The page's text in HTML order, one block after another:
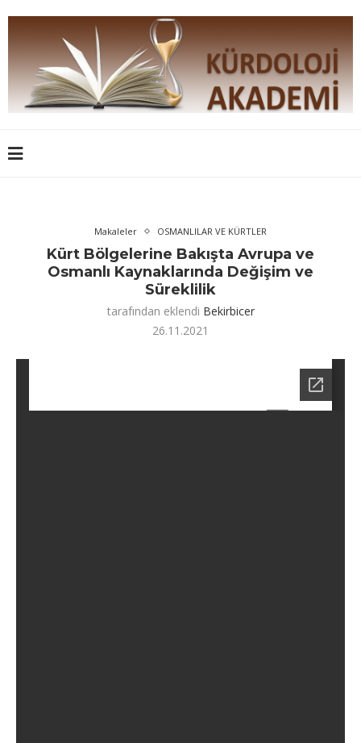
Makaleler OSMANLILAR VE KÜRTLER
Kürt Bölgelerine Bakışta Avrupa ve
Osmanlı Kaynaklarında Değişim ve
Süreklilik
tarafından eklendi Bekirbicer
26.11.2021